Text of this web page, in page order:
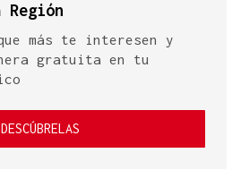
más te interesen y
gratuita en tu
DESCÚBRELAS